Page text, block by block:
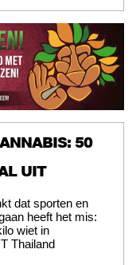
50
UIT
dat sporten en
heeft het mis:
wiet in
Thailand